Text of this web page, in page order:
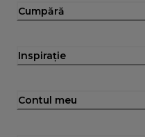
Cumpără
Inspirație
Contul meu